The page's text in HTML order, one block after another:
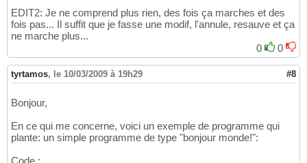
16
17
18
20
21
		mainFrame.Show
()
		self.SetTopWindow
(mainFrame
app = ecuGUI()
app.MainLoop ()
EDIT2: Je ne comprend plus rien, des fois ça marches et des
fois pas... Il suffit que je fasse une modif, l'annule, resauve et ça
ne marche plus...
0
0
tyrtamos, le 10/03/2009 à 19h29 #8
Bonjour,
En ce qui me concerne, voici un exemple de programme qui
plante: un simple programme de type "bonjour monde!":